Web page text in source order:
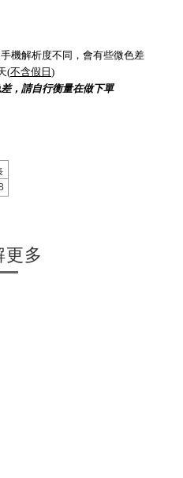
機解析度不同，會有些微色差
(不含假日 )
，請自行衡量在做下單
更多